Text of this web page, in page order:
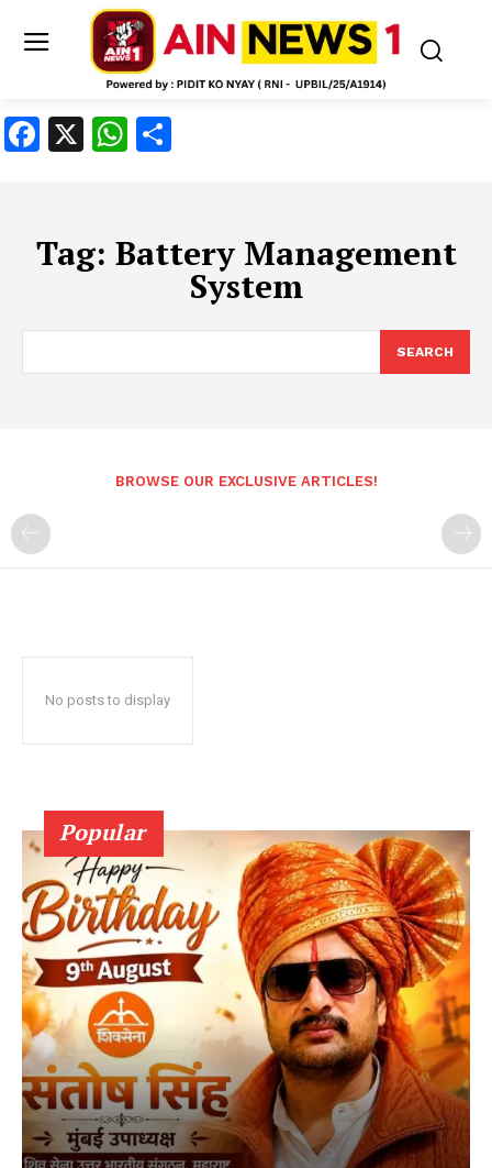
Facebook
X WhatsApp
Tag: Battery Management
System
SEARCH
BROWSE OUR EXCLUSIVE ARTICLES!
No posts to display
Popular